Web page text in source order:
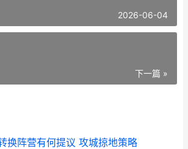
2026-06-04
下一篇 »
换阵营有何提议 攻城掠地策略